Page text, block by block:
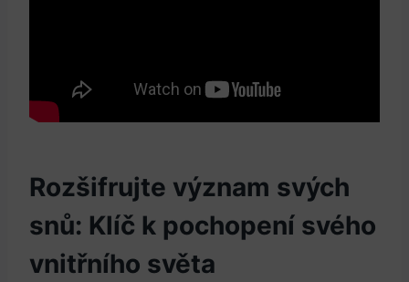
Rozšifrujte význam svých
snů: Klíč k pochopení svého
vnitřního světa